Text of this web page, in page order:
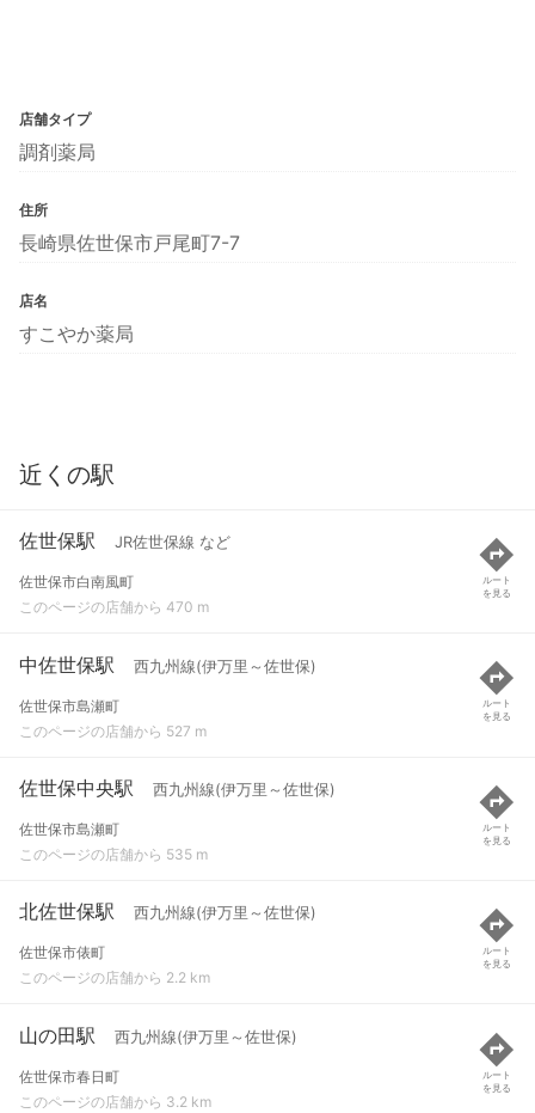
店舗タイプ
調剤薬局
住所
長崎県佐世保市戸尾町7-7
店名
すこやか薬局
近くの駅
佐世保駅 JR佐世保線 など
佐世保市白南風町
このページの店舗から 470 m
ルート
を見る
中佐世保駅 西九州線(伊万里～佐世保)
佐世保市島瀬町
このページの店舗から 527 m
ルート
を見る
佐世保中央駅 西九州線(伊万里～佐世保)
佐世保市島瀬町
このページの店舗から 535 m
ルート
を見る
北佐世保駅 西九州線(伊万里～佐世保)
佐世保市俵町
このページの店舗から 2.2 km
ルート
を見る
山の田駅 西九州線(伊万里～佐世保)
佐世保市春日町
このページの店舗から 3.2 km
ルート
を見る